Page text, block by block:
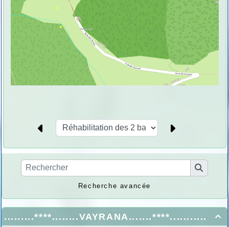
Recherche avancée

.........****........VAYRANA.......****...........